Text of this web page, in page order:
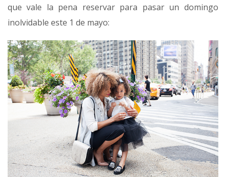
que vale la pena reservar para pasar un domingo
inolvidable este 1 de mayo: